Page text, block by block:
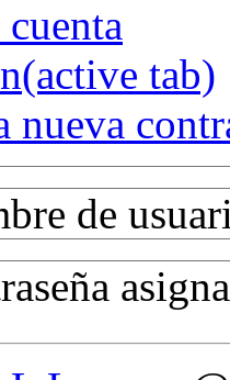
(active tab)
nueva
de